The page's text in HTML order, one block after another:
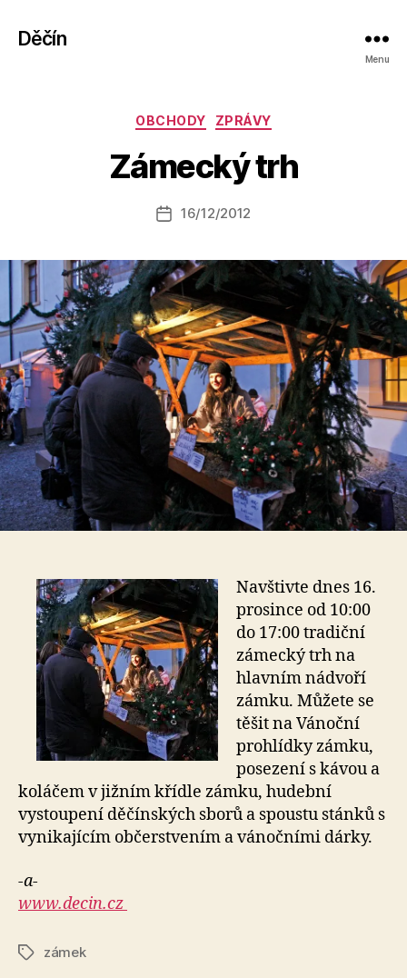
Děčín
Menu
Rubriky
OBCHODY ZPRÁVY
Zámecký trh
Autor
příspěvku
A
u
t
o
a
Datum
16/12/2012
Navštivte dnes 16.
prosince od 10:00
do 17:00 tradiční
zámecký trh na
hlavním nádvoří
zámku. Můžete se
těšit na Vánoční
prohlídky zámku,
posezení s kávou a
koláčem v jižním křídle zámku, hudební
vystoupení děčínských sborů a spoustu stánků s
vynikajícím občerstvením a vánočními dárky.
-a-
www.decin.cz
Štítkyzámek